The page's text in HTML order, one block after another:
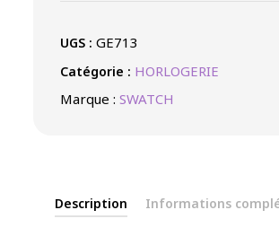
UGS : GE713
Catégorie : HORLOGERIE
Marque :SWATCH
Description Informations